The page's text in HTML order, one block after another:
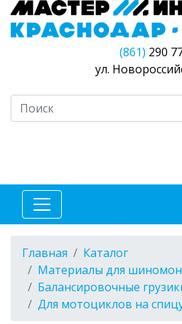
(861) 290
ул.
Главная
Каталог
Материалы для
Балансировочные
Для мотоциклов на